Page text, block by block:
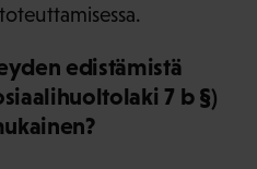
edistämistä
7 b §)